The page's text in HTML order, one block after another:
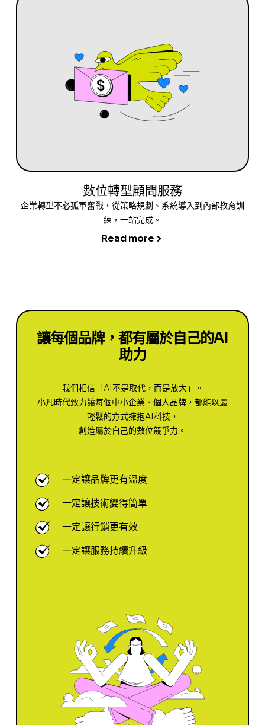
數位轉型顧問服務
企業轉型不必孤軍奮戰，從策略規劃、系統導入到內部教育訓
練，一站完成。
Read more
讓每個品牌，都有屬於自己的AI
助力
我們相信「AI不是取代，而是放大」。
小凡時代致力讓每個中小企業、個人品牌，都能以最
輕鬆的方式擁抱AI科技，
創造屬於自己的數位競爭力。
一定讓品牌更有溫度
一定讓技術變得簡單
一定讓行銷更有效
一定讓服務持續升級